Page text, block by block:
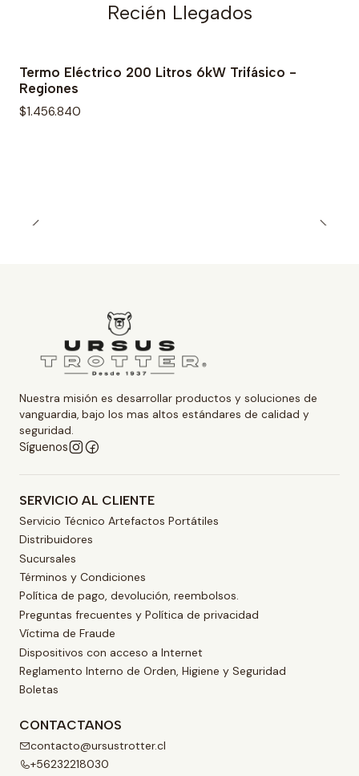
Recién Llegados
Termo Eléctrico 200 Litros 6kW Trifásico -
Regiones
$1.456.840
Nuestra misión es desarrollar productos y soluciones de
vanguardia, bajo los mas altos estándares de calidad y
seguridad.
Síguenos
SERVICIO AL CLIENTE
Servicio Técnico Artefactos Portátiles
Distribuidores
Sucursales
Términos y Condiciones
Política de pago, devolución, reembolsos.
Preguntas frecuentes y Política de privacidad
Víctima de Fraude
Dispositivos con acceso a Internet
Reglamento Interno de Orden, Higiene y Seguridad
Boletas
CONTACTANOS
contacto@ursustrotter.cl
+56232218030